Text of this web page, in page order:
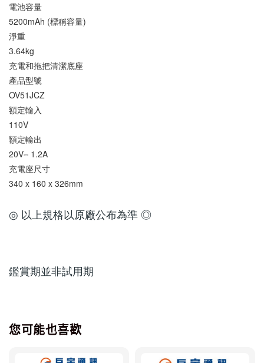
電池容量
5200mAh (標稱容量)
淨重
3.64kg
充電和拖把清潔底座
產品型號
OV51JCZ
額定輸入
110V
額定輸出
20V⎓ 1.2A
充電座尺寸
340 x 160 x 326mm
◎ 以上規格以原廠公布為準 ◎
鑑賞期並非試用期
您可能也喜歡